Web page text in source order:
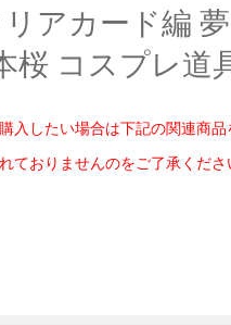
アカード編
桜 コスプレ道
入したい場合は下記の関連商
ておりませんのをご了承くださ